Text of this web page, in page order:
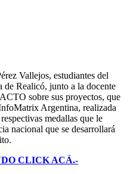
Vallejos, estudiantes del
de Realicó, junto a la docente
sobre sus proyectos, que
Argentina, realizada
medallas que le
nacional que se desarrollará
CLICK ACÁ.-